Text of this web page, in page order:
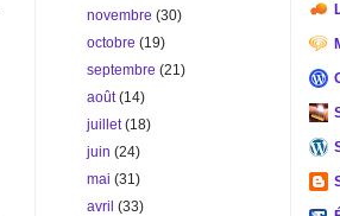
novembre(30)
octobre(19)
septembre(21)
août(14)
juillet(18)
juin(24)
mai(31)
avril(33)